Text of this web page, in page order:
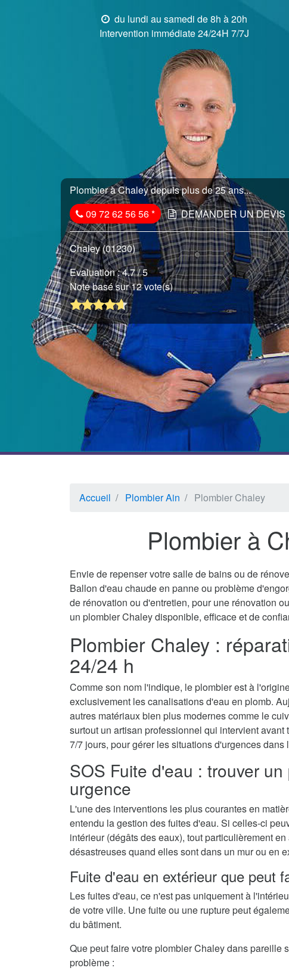
du lundi au samedi de 8h à 20h
Intervention immédiate 24/24H 7/7J
Plombier à Chaley depuis plus de 25 ans...
09 72 62 56 56* DEMANDER UN DEVIS
Chaley (01230)
Evaluation :4.7/ 5
Note basé sur 12 vote(s)
Accueil Plombier Ain Plombier Chaley
Plombier à
Envie de repenser votre salle de bains ou de
Ballon d'eau chaude en panne ou problème
de rénovation ou d'entretien, pour une rénovation
un plombier Chaley disponible, efficace et de
Plombier Chaley :
24/24 h
Comme son nom l'indique, le plombier est à
exclusivement les canalisations d'eau en plomb.
autres matériaux bien plus modernes comme le
surtout un artisan professionnel qui intervient
7/7 jours, pour gérer les situations d'urgences dans
SOS Fuite d'eau : trouver
urgence
L'une des interventions les plus courantes en
entendu la gestion des fuites d'eau. Si celles-ci
intérieur (dégâts des eaux), tout particulièrement
désastreuses quand elles sont dans un mur ou en
Fuite d'eau en extérieur que peut
Les fuites d'eau, ce n'est pas uniquement à
de votre ville. Une fuite ou une rupture peut
du bâtiment.
Que peut faire votre plombier Chaley dans pareille
problème :